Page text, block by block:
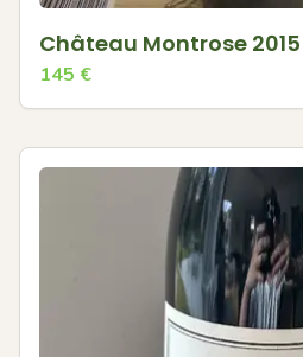
Château Montrose 2015
145 €